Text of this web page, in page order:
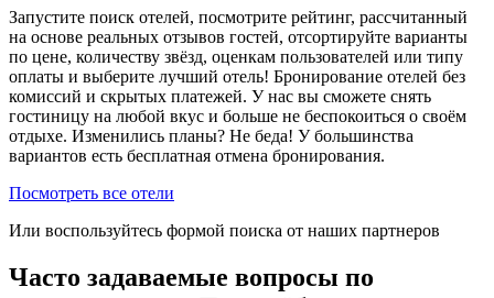
Запустите поиск отелей, посмотрите рейтинг, рассчитанный
на основе реальных отзывов гостей, отсортируйте варианты
по цене, количеству звёзд, оценкам пользователей или типу
оплаты и выберите лучший отель! Бронирование отелей без
комиссий и скрытых платежей. У нас вы сможете снять
гостиницу на любой вкус и больше не беспокоиться о своём
отдыхе. Изменились планы? Не беда! У большинства
вариантов есть бесплатная отмена бронирования.
Посмотреть все отели
Или воспользуйтесь формой поиска от наших партнеров
Часто задаваемые вопросы по